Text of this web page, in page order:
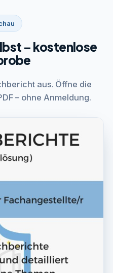
– kostenlose
aus. Öffne die
– ohne Anmeldung.